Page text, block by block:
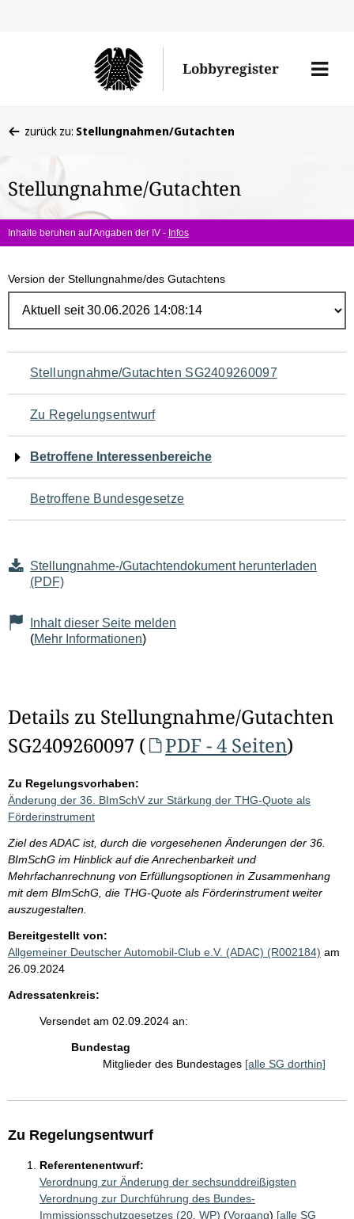
Lobbyregister
Menü
befinden
hier:
zurück zu: Stellungnahmen/Gutachten
Stellungnahme/Gutachten
Inhalte beruhen auf Angaben der IV - Infos
Version der Stellungnahme/des Gutachtens
Navigation
für
den
Seiteninhalt
Stellungnahme/Gutachten SG2409260097
Zu Regelungsentwurf
Betroffene Interessenbereiche
Betroffene Bundesgesetze
Stellungnahme-/Gutachtendokument herunterladen
(PDF)
Inhalt dieser Seite melden
(Mehr Informationen)
Details zu Stellungnahme/Gutachten
SG2409260097 (
PDF - 4 Seiten)
Zu Regelungsvorhaben:
Änderung der 36. BImSchV zur Stärkung der THG-Quote als
Förderinstrument
Ziel des ADAC ist, durch die vorgesehenen Änderungen der 36.
BImSchG im Hinblick auf die Anrechenbarkeit und
Mehrfachanrechnung von Erfüllungsoptionen in Zusammenhang
mit dem BImSchG, die THG-Quote als Förderinstrument weiter
auszugestalten.
Bereitgestellt von:
Allgemeiner Deutscher Automobil-Club e.V. (ADAC) (R002184) am
26.09.2024
Adressatenkreis:
Versendet am 02.09.2024 an:
Bundestag
Mitglieder des Bundestages [alle SG dorthin]
Zu Regelungsentwurf
Referentenentwurf:
Verordnung zur Änderung der sechsunddreißigsten
Verordnung zur Durchführung des Bundes-
Immissionsschutzgesetzes (20. WP) (Vorgang) [alle SG